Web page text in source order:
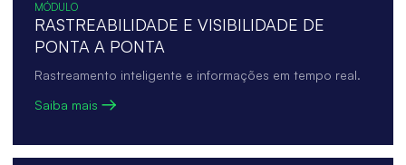
MÓDULO
RASTREABILIDADE E VISIBILIDADE DE
PONTA A PONTA
Rastreamento inteligente e informações em tempo real.
Saiba mais